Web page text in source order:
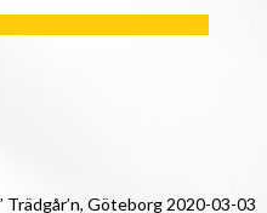
Trädgår’n, Göteborg 2020-03-03